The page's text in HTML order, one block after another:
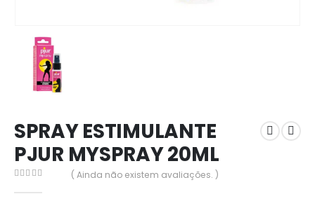
SPRAY ESTIMULANTE
PJUR MYSPRAY 20ML
( Ainda não existem avaliações. )